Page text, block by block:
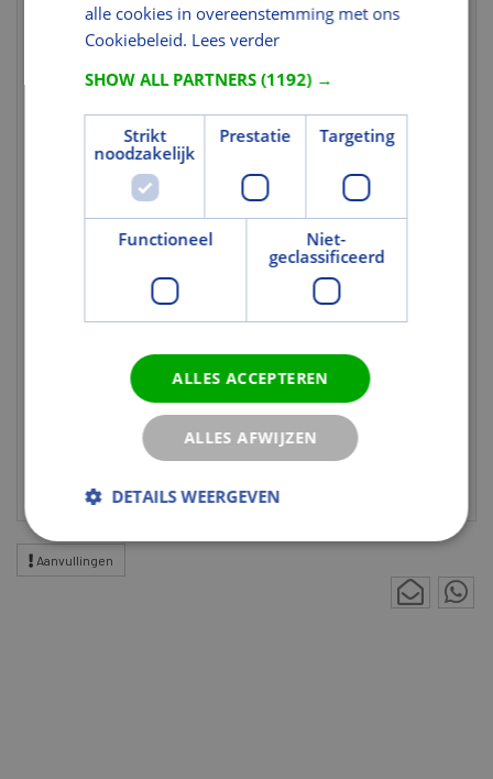
Kleur en Oppervlak
Milieuprestaties
Milieucertificering
FSC
FSC Certificaat
U heeft niet de juiste
rechten voor dit gegeven.
Normering en certificering
FSC Codering
FSC Mix 70%
Stabiliteitsklasse
volgens EN 12219
0: Geen
Uitvoering
Voordeur
Aanvullingen
alle cookies in overeenstemming met ons
Cookiebeleid. Lees verder
SHOW ALL PARTNERS(1192) →
Strikt
noodzakelijk
Prestatie Targeting
Functioneel
Niet-
geclassificeerd
ALLES ACCEPTEREN
ALLES AFWIJZEN
DETAILS WEERGEVEN